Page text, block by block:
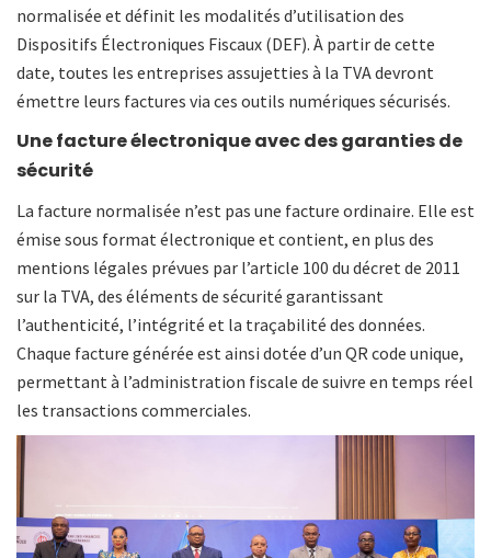
normalisée et définit les modalités d’utilisation des
Dispositifs Électroniques Fiscaux (DEF). À partir de cette
date, toutes les entreprises assujetties à la TVA devront
émettre leurs factures via ces outils numériques sécurisés.
Une facture électronique avec des garanties de
sécurité
La facture normalisée n’est pas une facture ordinaire. Elle est
émise sous format électronique et contient, en plus des
mentions légales prévues par l’article 100 du décret de 2011
sur la TVA, des éléments de sécurité garantissant
l’authenticité, l’intégrité et la traçabilité des données.
Chaque facture générée est ainsi dotée d’un QR code unique,
permettant à l’administration fiscale de suivre en temps réel
les transactions commerciales.